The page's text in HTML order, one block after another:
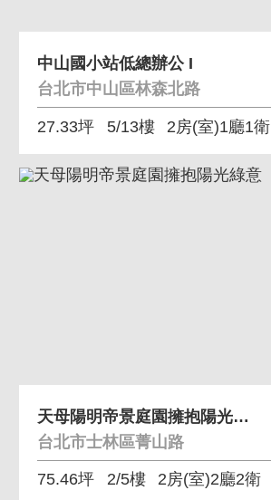
中山國小站低總辦公 I
台北市中山區林森北路
27.33坪 5/13樓 2房(室)1廳1衛
天母陽明帝景庭園擁抱陽光綠意
台北市士林區菁山路
75.46坪 2/5樓 2房(室)2廳2衛